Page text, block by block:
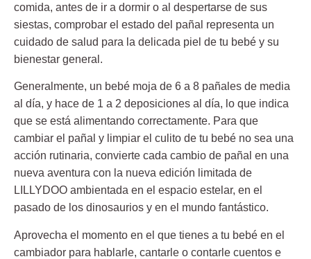
comida, antes de ir a dormir o al despertarse de sus
siestas, comprobar el estado del pañal representa un
cuidado de salud para la delicada piel de tu bebé y su
bienestar general.
Generalmente, un bebé moja de 6 a 8 pañales de media
al día, y hace de 1 a 2 deposiciones al día, lo que indica
que se está alimentando correctamente. Para que
cambiar el pañal y limpiar el culito de tu bebé no sea una
acción rutinaria, convierte cada cambio de pañal en una
nueva aventura con la nueva edición limitada de
LILLYDOO ambientada en el espacio estelar, en el
pasado de los dinosaurios y en el mundo fantástico.
Aprovecha el momento en el que tienes a tu bebé en el
cambiador para hablarle, cantarle o contarle cuentos e